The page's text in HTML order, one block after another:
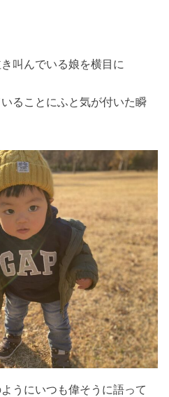
叫んでいる娘を横目に
ることにふと気が付いた瞬
うにいつも偉そうに語って